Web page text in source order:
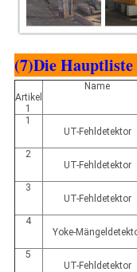
(7)Die
Artikel
1
Name
1
UT-Fehldetektor
2
UT-Fehldetektor
3
UT-Fehldetektor
4
Yoke-
5
UT-Fehldetektor